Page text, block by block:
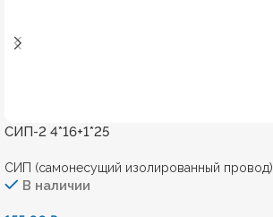
СИП-2 4*16+1*25
СИП (самонесущий изолированный провод)
В наличии